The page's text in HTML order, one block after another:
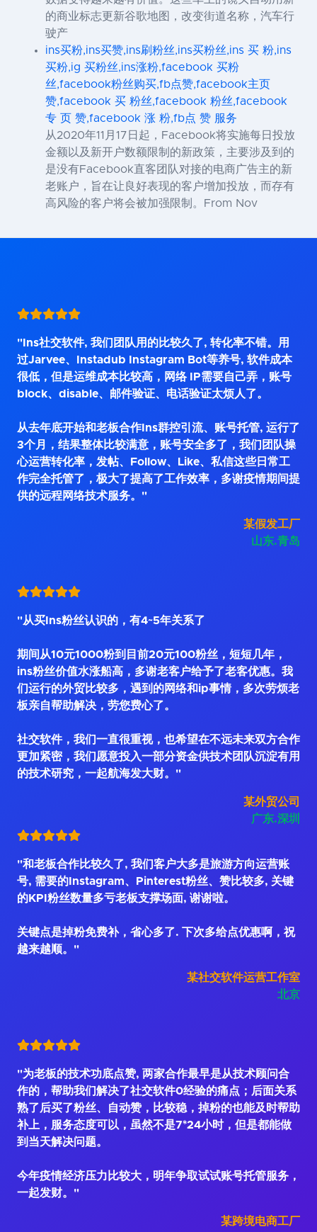
的商业标志更新谷歌地图，改变街道名称，汽车行
驶产
ins买粉,ins买赞,ins刷粉丝,ins买粉丝,ins 买 粉,ins
买粉,ig 买粉丝,ins涨粉,facebook 买粉
丝,facebook粉丝购买,fb点赞,facebook主页
赞,facebook 买 粉丝,facebook 粉丝,facebook
专 页 赞,facebook 涨 粉,fb点 赞 服务
从2020年11月17日起，Facebook将实施每日投放
金额以及新开户数额限制的新政策，主要涉及到的
是没有Facebook直客团队对接的电商广告主的新
老账户，旨在让良好表现的客户增加投放，而存有
高风险的客户将会被加强限制。From Nov
"Ins社交软件, 我们团队用的比较久了, 转化率不错。用
过Jarvee、Instadub Instagram Bot等养号, 软件成本
很低，但是运维成本比较高，网络 IP需要自己弄，账号
block、disable、邮件验证、电话验证太烦人了。
从去年底开始和老板合作Ins群控引流、账号托管, 运行了
3个月，结果整体比较满意，账号安全多了，我们团队操
心运营转化率，发帖、Follow、Like、私信这些日常工
作完全托管了，极大了提高了工作效率，多谢疫情期间提
供的远程网络技术服务。"
某假发工厂
山东.青岛
"从买Ins粉丝认识的，有4~5年关系了
期间从10元1000粉到目前20元100粉丝，短短几年，
ins粉丝价值水涨船高，多谢老客户给予了老客优惠。我
们运行的外贸比较多，遇到的网络和ip事情，多次劳烦老
板亲自帮助解决，劳您费心了。
社交软件，我们一直很重视，也希望在不远未来双方合作
更加紧密，我们愿意投入一部分资金供技术团队沉淀有用
的技术研究，一起航海发大财。"
某外贸公司
广东.深圳
"和老板合作比较久了, 我们客户大多是旅游方向运营账
号, 需要的Instagram、Pinterest粉丝、赞比较多, 关键
的KPI粉丝数量多亏老板支撑场面, 谢谢啦。
关键点是掉粉免费补，省心多了. 下次多给点优惠啊，祝
越来越顺。"
某社交软件运营工作室
北京
"为老板的技术功底点赞, 两家合作最早是从技术顾问合
作的，帮助我们解决了社交软件0经验的痛点；后面关系
熟了后买了粉丝、自动赞，比较稳，掉粉的也能及时帮助
补上，服务态度可以，虽然不是7*24小时，但是都能做
到当天解决问题。
今年疫情经济压力比较大，明年争取试试账号托管服务，
一起发财。"
某跨境电商工厂